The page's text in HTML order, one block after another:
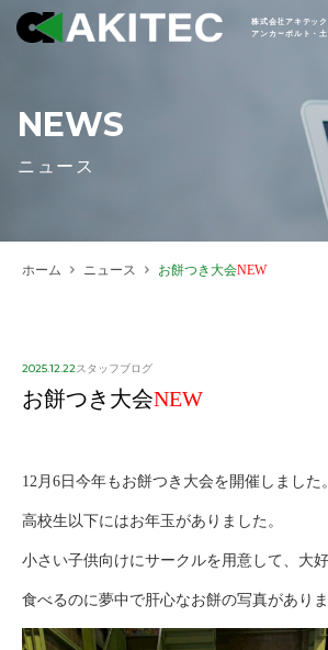
株式会社アキテック
アンカーボルト・
NEWS
ニュース
ホーム ニュース お餅つき大会NEW
2025.12.22 スタッフブログ
お餅つき大会NEW
12月6日今年もお餅つき大会を開催しました。
高校生以下にはお年玉がありました。
小さい子供向けにサークルを用意して、大好
食べるのに夢中で肝心なお餅の写真があり